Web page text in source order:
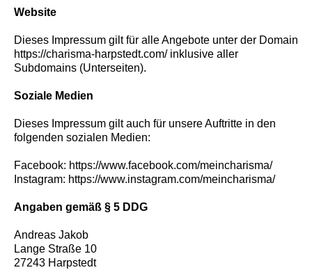
Website
Dieses Impressum gilt für alle Angebote unter der Domain
https://charisma-harpstedt.com/ inklusive aller
Subdomains (Unterseiten).
Soziale Medien
Dieses Impressum gilt auch für unsere Auftritte in den
folgenden sozialen Medien:
Facebook: https://www.facebook.com/meincharisma/
Instagram: https://www.instagram.com/meincharisma/
Angaben gemäß § 5 DDG
Andreas Jakob
Lange Straße 10
27243 Harpstedt